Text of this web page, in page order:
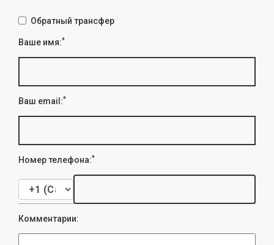
Обратный трансфер
Ваше имя:*
Ваш email:*
Номер телефона:*
Комментарии: